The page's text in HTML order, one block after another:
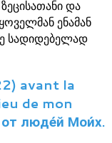
და
ენამან
სადიდებელად
avant la
de mon
от люде́й Мои́х.